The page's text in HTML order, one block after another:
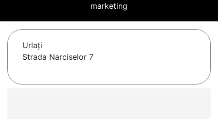
marketing
Urlaţi
Strada Narciselor 7